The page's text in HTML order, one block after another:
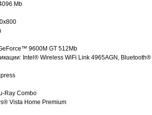
Mb
9600M GT 512Mb
Intel® Wireless WiFi Link 4965AGN, Bluetooth®
Ray Combo
Vista Home Premium